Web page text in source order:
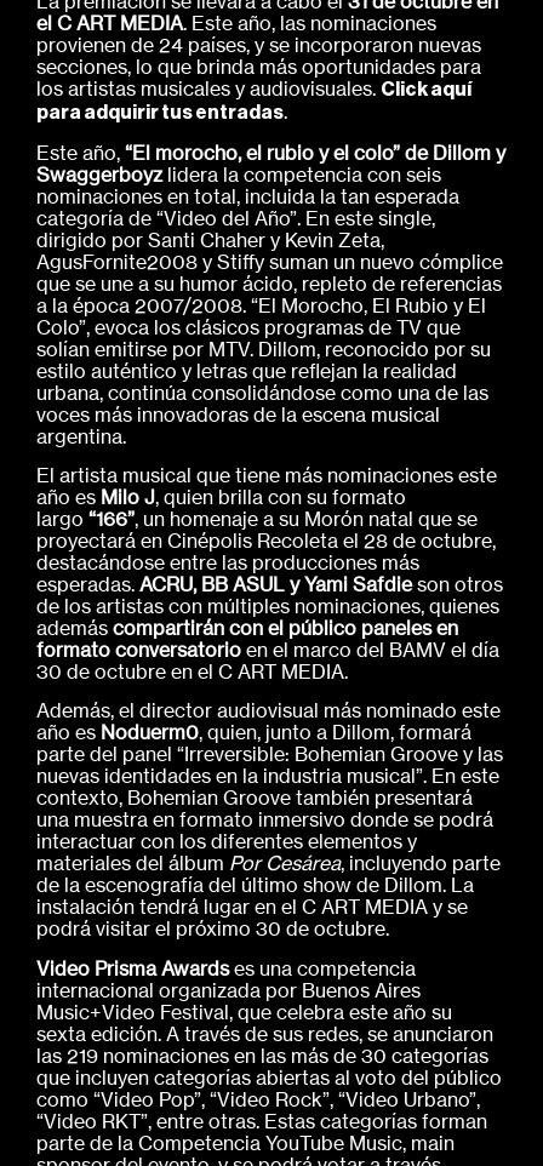
el C ART MEDIA. Este año, las nominaciones
provienen de 24 países, y se incorporaron nuevas
secciones, lo que brinda más oportunidades para
los artistas musicales y audiovisuales. Click aquí
para adquirir tus entradas.
Este año,“El morocho, el rubio y el colo” de Dillom y
Swaggerboyzlidera la competencia con seis
nominaciones en total, incluida la tan esperada
categoría de “Video del Año”. En este single,
dirigido por Santi Chaher y Kevin Zeta,
AgusFornite2008 y Stiffy suman un nuevo cómplice
que se une a su humor ácido, repleto de referencias
a la época 2007/2008. “El Morocho, El Rubio y El
Colo”, evoca los clásicos programas de TV que
solían emitirse por MTV. Dillom, reconocido por su
estilo auténtico y letras que reflejan la realidad
urbana, continúa consolidándose como una de las
voces más innovadoras de la escena musical
argentina.
El artista musical que tiene más nominaciones este
año es Milo J, quien brilla con su formato
largo“166”, un homenaje a su Morón natal que se
proyectará en Cinépolis Recoleta el 28 de octubre,
destacándose entre las producciones más
esperadas.ACRU, BB ASUL y Yami Safdieson otros
de los artistas con múltiples nominaciones, quienes
ademáscompartirán con el público paneles en
formato conversatorio en el marco del BAMV el día
30 de octubre en el C ART MEDIA.
Además, el director audiovisual más nominado este
año es Noduerm0, quien, junto a Dillom, formará
parte del panel “Irreversible: Bohemian Groove y las
nuevas identidades en la industria musical”. En este
contexto, Bohemian Groove también presentará
una muestra en formato inmersivo donde se podrá
interactuar con los diferentes elementos y
materiales del álbum Por Cesárea, incluyendo parte
de la escenografía del último show de Dillom. La
instalación tendrá lugar en el C ART MEDIA y se
podrá visitar el próximo 30 de octubre.
Video Prisma Awardses una competencia
internacional organizada por Buenos Aires
Music+Video Festival, que celebra este año su
sexta edición. A través de sus redes, se anunciaron
las 219 nominaciones en las más de 30 categorías
que incluyen categorías abiertas al voto del público
como “Video Pop”, “Video Rock”, “Video Urbano”,
“Video RKT”, entre otras. Estas categorías forman
parte de la Competencia YouTube Music, main